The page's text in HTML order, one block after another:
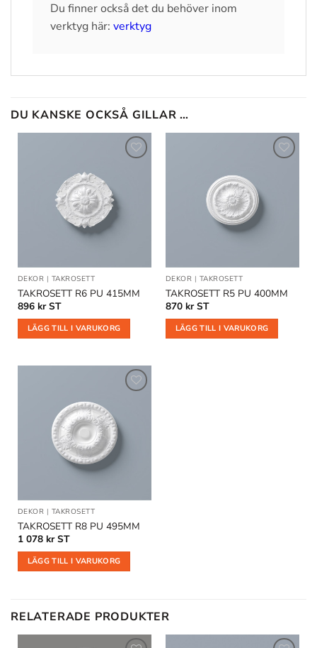
Du finner också det du behöver inom
verktyg här: verktyg
DU KANSKE OCKSÅ GILLAR …
önskelistan
DEKOR | TAKROSETT
TAKROSETT R6 PU 415MM
896 kr ST
LÄGG TILL I VARUKORG
önskelistan
DEKOR | TAKROSETT
TAKROSETT R5 PU 400MM
870 kr ST
LÄGG TILL I VARUKORG
Lägg till
önskelistan
DEKOR | TAKROSETT
TAKROSETT R8 PU 495MM
1 078 kr ST
LÄGG TILL I VARUKORG
RELATERADE PRODUKTER